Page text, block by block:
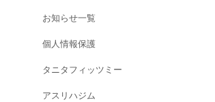
お知らせ一覧
個人情報保護
タニタフィッツミー
アスリハジム